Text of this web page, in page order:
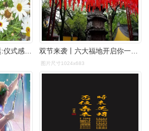
图片尺寸1024x683